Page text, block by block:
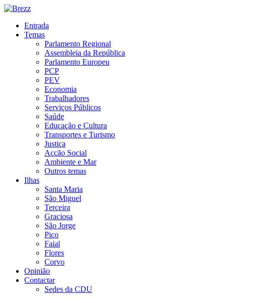
Entrada
Temas
Parlamento Regional
Assembleia da República
Parlamento Europeu
PCP
PEV
Economia
Trabalhadores
Serviços Públicos
Saúde
Educação e Cultura
Transportes e Turismo
Justiça
Acção Social
Ambiente e Mar
Outros temas
Ilhas
Santa Maria
São Miguel
Terceira
Graciosa
São Jorge
Pico
Faial
Flores
Corvo
Opinião
Contactar
Sedes da CDU